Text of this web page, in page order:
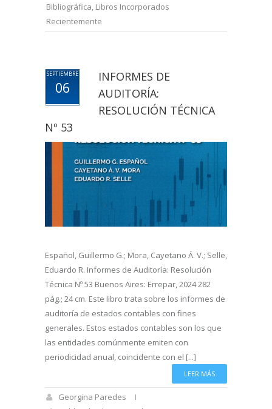
Bibliográfica Libros Incorporados
Recientemente
SEPTIEMBRE
06
INFORMES DE
AUDITORÍA:
RESOLUCIÓN TÉCNICA
Nº 53
Español, Guillermo G.; Mora, Cayetano Á. V.; Selle,
Eduardo R. Informes de Auditoría: Resolución
Técnica Nº 53 Buenos Aires: Errepar, 2024 282
pág.; 24 cm. Este libro trata sobre los informes de
auditoría de estados contables con fines
generales. Estos estados contables son los que
las entidades comúnmente emiten con
periodicidad anual, coincidente con el [...]
LEER MÁS
Georgina Paredes